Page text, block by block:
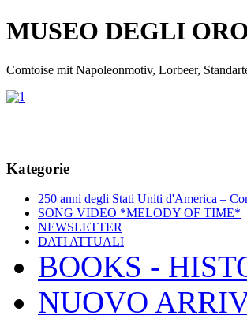
MUSEO DEGLI
Comtoise mit Napoleonmotiv, Lorbeer,
Kategorie
250 anni degli Stati Uniti d'America –
SONG VIDEO *MELODY OF TIME*
NEWSLETTER
DATI ATTUALI
BOOKS -
NUOVO